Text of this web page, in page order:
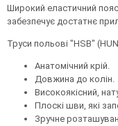
Широкий еластичний
забезпечує достатнє
Труси польові "HSB"
Анатомічний крій.
Довжина до колін.
Високоякісний,
Плоскі шви, які
Зручне